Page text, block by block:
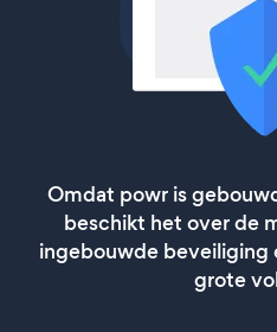
Omdat powr is
beschikt het over de
ingebouwde beveiliging
grote